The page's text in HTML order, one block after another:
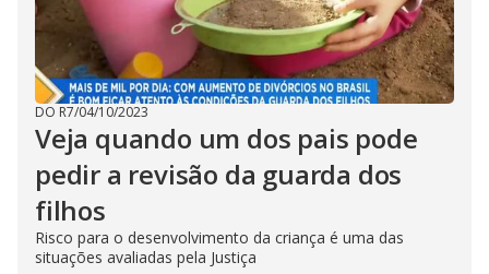
DO R7/04/10/2023
Veja quando um dos pais pode
pedir a revisão da guarda dos
filhos
Risco para o desenvolvimento da criança é uma das
situações avaliadas pela Justiça